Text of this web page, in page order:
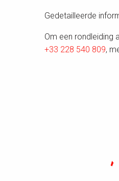
Gedetailleerde
Om een rondleiding
+33 228 540 809,